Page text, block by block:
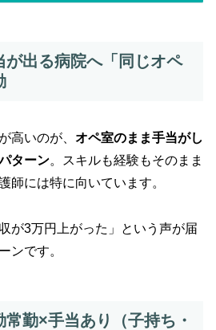
出る病院へ「同じオペ
高いのが、 オペ室のまま手当がし
ターン。スキルも経験もそのまま
師には特に向いています。
が3万円上がった」という声が届
ンです。
勤×手当あり（子持ち・